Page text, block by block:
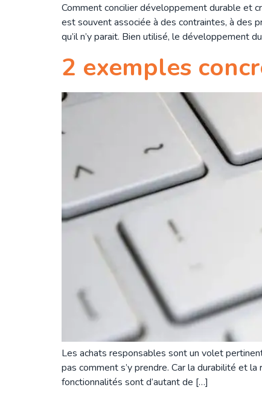
Comment concilier développement durable et
est souvent associée à des contraintes, à des
qu’il n’y parait. Bien utilisé, le développement
2 exemples
Les achats responsables sont un volet
pas comment s’y prendre. Car la durabilité et
fonctionnalités sont d’autant de […]